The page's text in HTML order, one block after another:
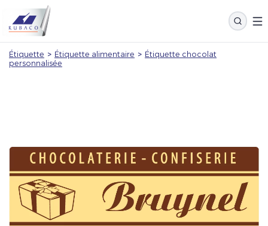
Étiquette > Étiquette alimentaire > Étiquette chocolat
personnalisée